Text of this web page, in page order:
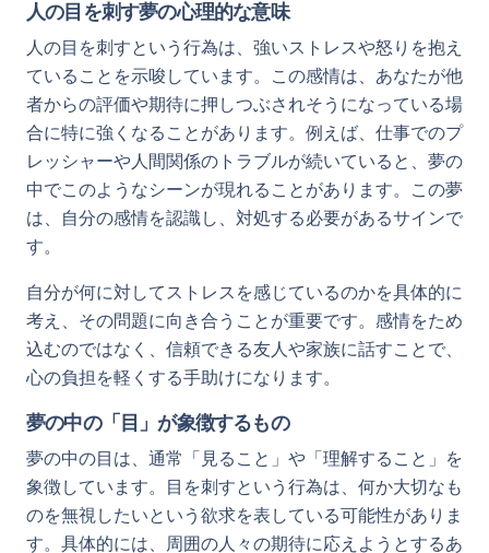
人の目を刺す夢の心理的な意味
人の目を刺すという行為は、強いストレスや怒りを抱え
ていることを示唆しています。この感情は、あなたが他
者からの評価や期待に押しつぶされそうになっている場
合に特に強くなることがあります。例えば、仕事でのプ
レッシャーや人間関係のトラブルが続いていると、夢の
中でこのようなシーンが現れることがあります。この夢
は、自分の感情を認識し、対処する必要があるサインで
す。
自分が何に対してストレスを感じているのかを具体的に
考え、その問題に向き合うことが重要です。感情をため
込むのではなく、信頼できる友人や家族に話すことで、
心の負担を軽くする手助けになります。
夢の中の「目」が象徴するもの
夢の中の目は、通常「見ること」や「理解すること」を
象徴しています。目を刺すという行為は、何か大切なも
のを無視したいという欲求を表している可能性がありま
す。具体的には、周囲の人々の期待に応えようとするあ